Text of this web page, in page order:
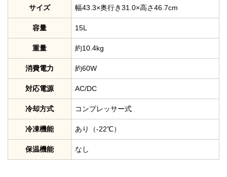
サイズ 幅43.3×奥行き31.0×高さ46.7cm
容量 15L
重量 約10.4kg
消費電力 約60W
対応電源 AC/DC
冷却方式 コンプレッサー式
冷凍機能 あり（-22℃）
保温機能 なし